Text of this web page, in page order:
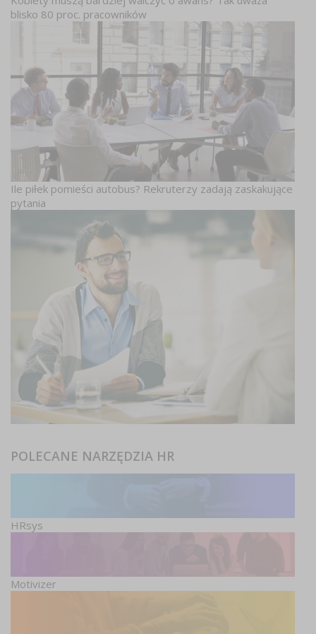
blisko 80 proc. pracowników
Ile piłek pomieści autobus? Rekruterzy zadają zaskakujące
pytania
POLECANE NARZĘDZIA HR
HRsys
Motivizer